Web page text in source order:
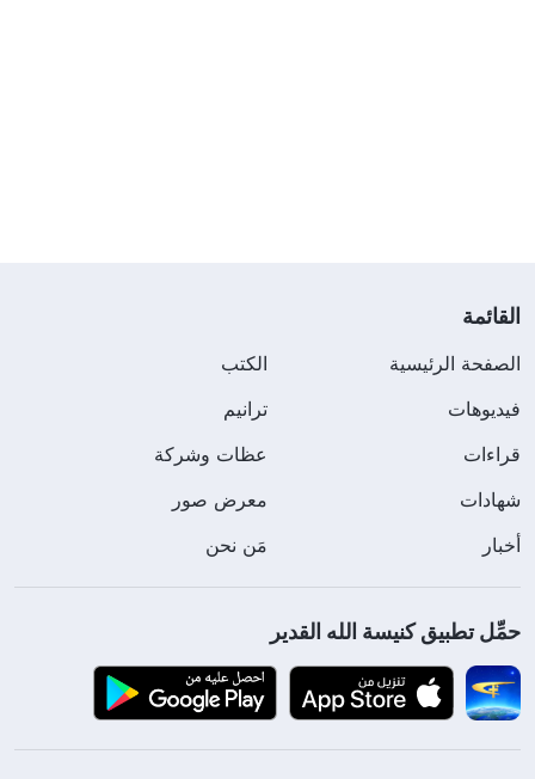
القائمة
الصفحة الرئيسية
الكتب
فيديوهات
ترانيم
قراءات
عظات وشركة
شهادات
معرض صور
أخبار
مَن نحن
حمِّل تطبيق كنيسة الله القدير